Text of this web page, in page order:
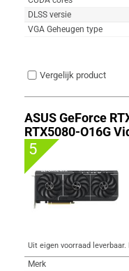
DLSS versie
VGA Geheugen type
Vergelijk product
ASUS GeForce
RTX5080-O16G
5
Uit eigen voorraad leverbaar.
Merk